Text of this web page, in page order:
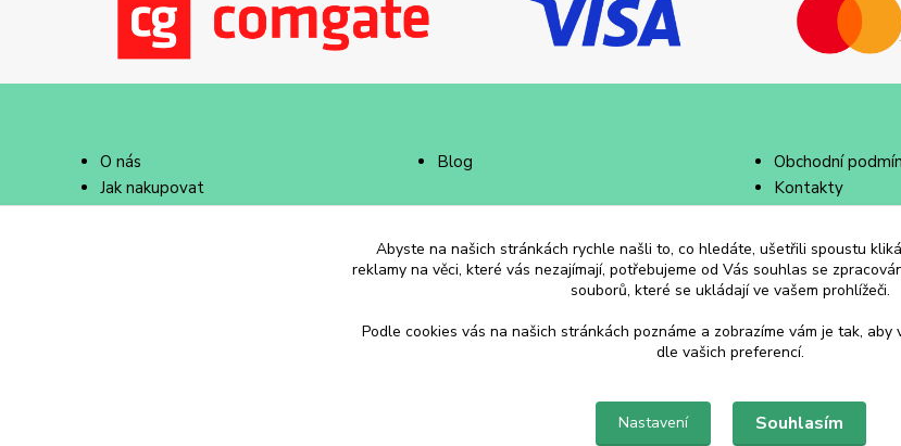
O nás
Jak nakupovat
Doprava a platba
Blog
Obchodní
Kontakty
Abyste na našich stránkách rychle našli to, co hledáte, ušetřili spoustu
reklamy na věci, které vás nezajímají, potřebujeme od Vás souhlas se
souborů, které se ukládají ve vašem prohlížeči.
Podle cookies vás na našich stránkách poznáme a zobrazíme vám je tak,
dle vašich preferencí.
Nastavení Souhlasím